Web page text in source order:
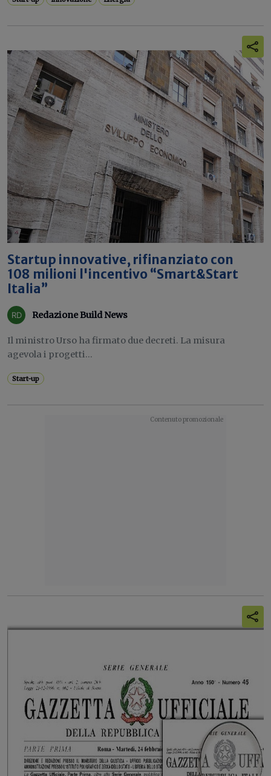
Startup innovative, rifinanziato con
108 milioni l'incentivo “Smart&Start
Italia”
Redazione Build News
Il ministro Urso ha firmato due decreti. La misura
agevola i progetti...
Start-up